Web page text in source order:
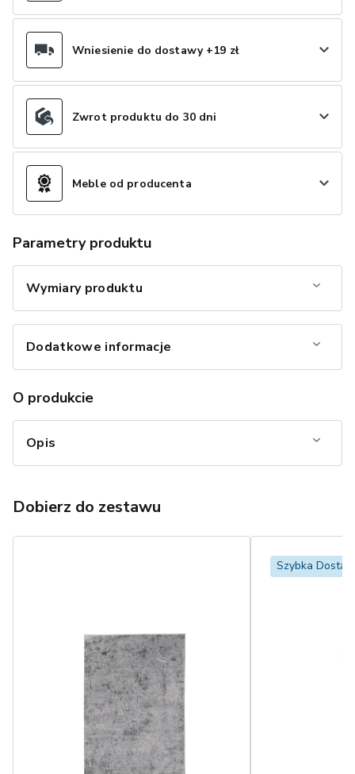
Wniesienie do dostawy +19 zł
Zwrot produktu do 30 dni
Meble od producenta
Parametry produktu
Wymiary produktu
Dodatkowe informacje
O produkcie
Opis
Dobierz do zestawu
Szybka